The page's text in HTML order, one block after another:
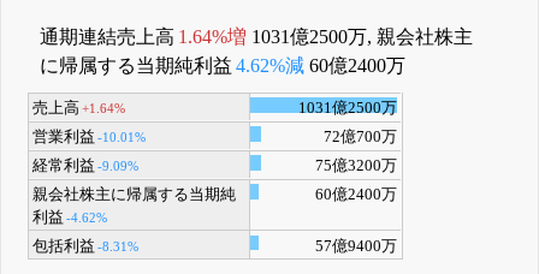
通期連結売上高 1.64%増 1031億2500万, 親会社株主
に帰属する当期純利益 4.62%減 60億2400万
売上高 +1.64%
1031億2500万
営業利益 -10.01%
72億700万
経常利益 -9.09%
75億3200万
親会社株主に帰属する当期純
利益 -4.62%
60億2400万
包括利益 -8.31% 57億9400万